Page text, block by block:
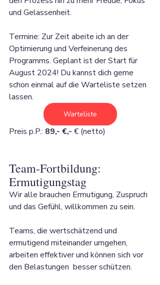
und Gelassenheit.
Termine: Zur Zeit abeite ich an der
Optimierung und Verfeinerung des
Programms. Geplant ist der Start für
August 2024! Du kannst dich gerne
schon einmal auf die Warteliste setzen
lassen.
Warteliste
Preis p.P.: 89,- €,- € (netto)
Team-Fortbildung:
Ermutigungstag
Wir alle brauchen Ermutigung, Zuspruch
und das Gefühl, willkommen zu sein.
Teams, die wertschätzend und
ermutigend miteinander umgehen,
arbeiten effektiver und können sich vor
den Belastungen  besser schützen.